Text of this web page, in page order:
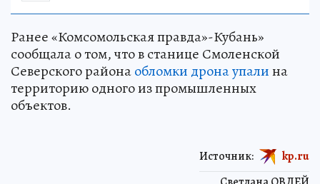
Ранее «Комсомольская правда»-Кубань»
сообщала о том, что в станице Смоленской
Северского районаобломки дрона упалина
территорию одного из промышленных
объектов.
Источник: kp.ru